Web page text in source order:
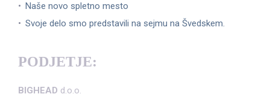
Naše novo spletno mesto
Svoje delo smo predstavili na sejmu na Švedskem.
PODJETJE:
BIGHEAD d.o.o.